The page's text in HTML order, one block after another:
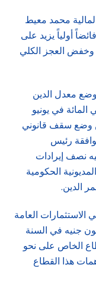
محمد معيط
أولياً يزيد على
وخفض العجز الكلي
معدل الدين
المحلي في مسار نزولي ليبلغ 80 في المائة في يونيو
وضع سقف قانوني
رئيس
نصف إيرادات
الحكومية
الدين.
العامة
جنيه في السنة
الخاص على نحو
هذا القطاع